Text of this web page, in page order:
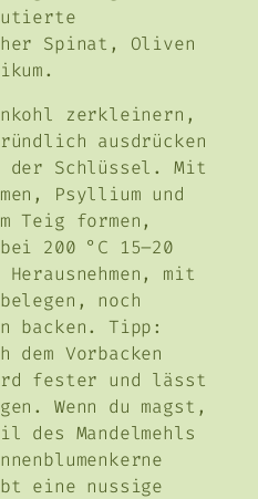
Spinat, Oliven
zerkleinern,
ausdrücken
Schlüssel. Mit
Psyllium und
Teig formen,
200 °C 15–20
mit
noch
backen. Tipp:
dem Vorbacken
fester und lässt
Wenn du magst,
des Mandelmehls
eine nussige